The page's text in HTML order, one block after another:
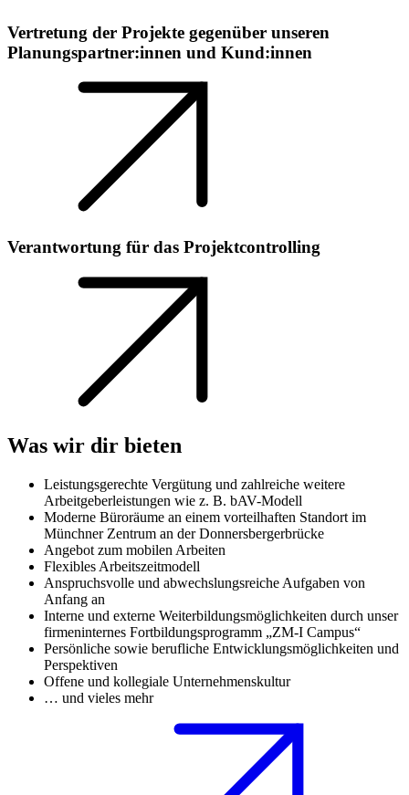
Vertretung der Projekte gegenüber unseren
Planungspartner:innen und Kund:innen
Verantwortung für das Projektcontrolling
Was wir dir bieten
Leistungsgerechte Vergütung und zahlreiche weitere
Arbeitgeberleistungen wie z. B. bAV-Modell
Moderne Büroräume an einem vorteilhaften Standort im
Münchner Zentrum an der Donnersbergerbrücke
Angebot zum mobilen Arbeiten
Flexibles Arbeitszeitmodell
Anspruchsvolle und abwechslungsreiche Aufgaben von
Anfang an
Interne und externe Weiterbildungsmöglichkeiten durch unser
firmeninternes Fortbildungsprogramm „ZM-I Campus“
Persönliche sowie berufliche Entwicklungsmöglichkeiten und
Perspektiven
Offene und kollegiale Unternehmenskultur
… und vieles mehr